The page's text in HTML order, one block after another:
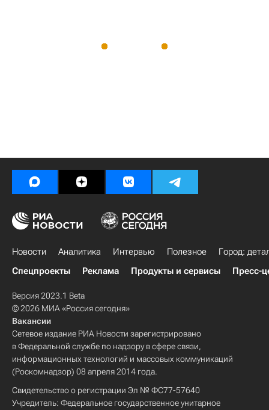
Новости Аналитика Интервью Полезное
Город:
Спецпроекты
Реклама Продукты и сервисы Пресс-
Версия 2023.1 Beta
© 2026 МИА «Россия сегодня»
Вакансии
Сетевое издание РИА Новости зарегистрировано
в Федеральной службе по надзору в сфере связи,
информационных технологий и массовых коммуникаций
(Роскомнадзор) 08 апреля 2014 года.
Свидетельство о регистрации Эл № ФС77-57640
Учредитель: Федеральное государственное унитарное